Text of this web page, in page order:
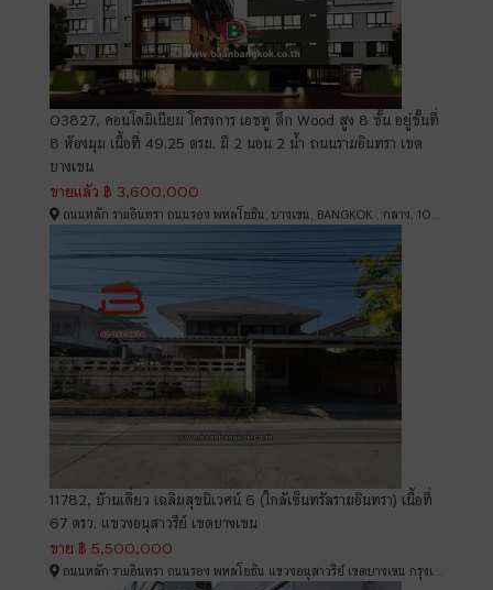
03827, คอนโดมิเนียม โครงการ เอชทู ตึก Wood สูง 8 ชั้น อยู่ชั้นที่
8 ห้องมุม เนื้อที่ 49.25 ตรม. มี 2 นอน 2 น้ำ ถนนรามอินทรา เขต
บางเขน
ขายแล้ว ฿ 3,600,000
ถนนหลัก รามอินทรา ถนนรอง พหลโยธิน, บางเขน, BANGKOK , กลาง, 10220
11782, บ้านเดี่ยว เฉลิมสุขนิเวศน์ 6 (ใกล้เซ็นทรัลรามอินทรา) เนื้อที่
67 ตรว. แขวงอนุสาวรีย์ เขตบางเขน
ขาย ฿ 5,500,000
ถนนหลัก รามอินทรา ถนนรอง พหลโยธิน แขวงอนุสาวรีย์ เขตบางเขน กรุงเทพมหานคร, บางเขน, BANGKOK , 10220